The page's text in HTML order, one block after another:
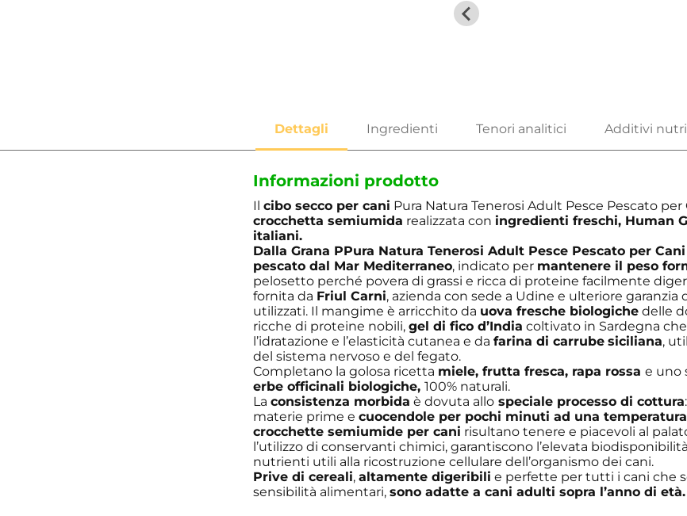
Informazioni prodotto
Ilcibo secco per cani Pura Natura Tenerosi Adult Pesce Pescato per
crocchetta semiumida realizzata con ingredienti freschi, Human
italiani.
Dalla Grana PPura Natura Tenerosi Adult Pesce Pescato per
pescato dal Mar Mediterraneo, indicato per mantenere il peso
pelosetto perché povera di grassi e ricca di proteine facilmente
fornita da Friul Carni, azienda con sede a Udine e ulteriore garanzia
utilizzati. Il mangime è arricchito da uova fresche biologiche delle
ricche di proteine nobili,gel di fico d’India coltivato in Sardegna
l’idratazione e l’elasticità cutanea e dafarina di carrube siciliana,
del sistema nervoso e del fegato.
Completano la golosa ricetta miele, frutta fresca, rapa rossae uno
erbe officinali biologiche,100% naturali.
Laconsistenza morbida è dovuta allo speciale processo di cottura
materie prime ecuocendole per pochi minuti ad una temperatura
crocchette semiumide per cani risultano tenere e piacevoli al
l’utilizzo di conservanti chimici, garantiscono l’elevata
nutrienti utili alla ricostruzione cellulare dell’organismo dei cani.
Prive di cereali,altamente digeribili e perfette per tutti i cani che
sensibilità alimentari,sono adatte a cani adulti sopra l’anno di età.